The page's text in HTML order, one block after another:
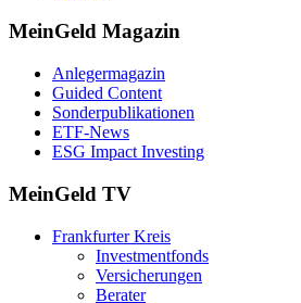
MeinGeld Magazin
Anlegermagazin
Guided Content
Sonderpublikationen
ETF-News
ESG Impact Investing
MeinGeld TV
Frankfurter Kreis
Investmentfonds
Versicherungen
Berater